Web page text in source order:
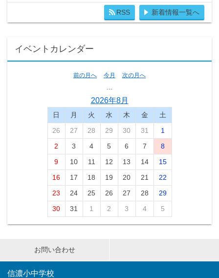
RSS 新着情報一覧へ
イベントカレンダー
前の月へ 今月 次の月へ
...
2026年8月
日 月 火 水 木 金
土
26
27 28 29 30 31
1
2
3 4 5 6 7
8
9
10 11 12 13 14
15
16
17 18 19 20 21
22
23
24 25 26 27 28
29
30
31 1 2 3 4 5
お問い合わせ
信濃小中学校